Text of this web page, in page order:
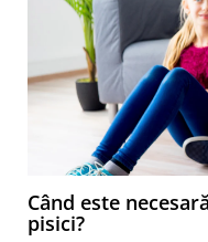
Când este
pisici?